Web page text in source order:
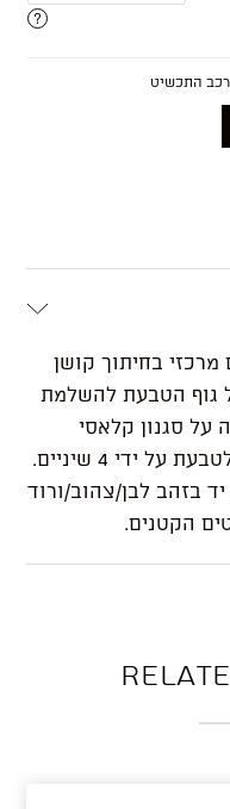
התכשיט
מרכזי בחיתוך קושן
גוף הטבעת להשלמת
על סגנון קלאסי
ונצחי. היהלום המרכזי מאובטח לטבעת על ידי 4 שיניים.
בזהב לבן/צהוב/ורוד